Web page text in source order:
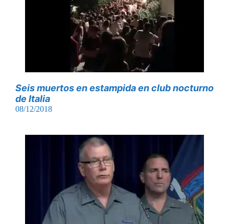
Seis muertos en estampida en club nocturno
de Italia
08/12/2018